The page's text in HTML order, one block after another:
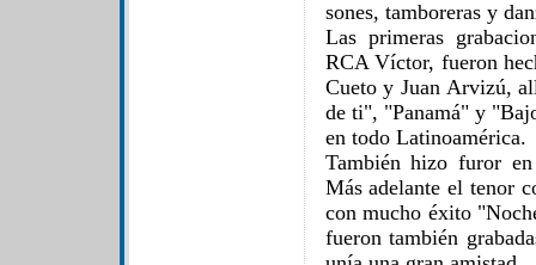
sones, tamboreras y
Las primeras
RCA Víctor, fueron
Cueto y Juan Arvizú,
de ti", "Panamá" y
en todo Latinoamérica.
También hizo furor
Más adelante el tenor
con mucho éxito
fueron también